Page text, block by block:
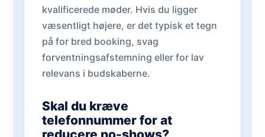
kvalificerede møder. Hvis du ligger
væsentligt højere, er det typisk et tegn
på for bred booking, svag
forventningsafstemning eller for lav
relevans i budskaberne.
Skal du kræve
telefonnummer for at